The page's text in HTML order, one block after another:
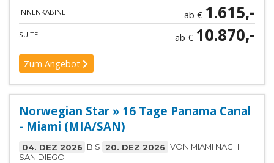
INNENKABINE ab € 1.615,-
SUITE ab € 10.870,-
Zum Angebot
Norwegian Star » 16 Tage Panama Canal
- Miami (MIA/SAN)
04. DEZ 2026 BIS 20. DEZ 2026 VON MIAMI NACH
SAN DIEGO